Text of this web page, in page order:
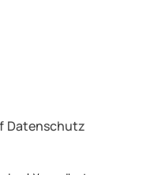
Datenschutz